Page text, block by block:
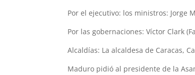
Por el ejecutivo: los ministros: Jorge
Por las gobernaciones: Víctor Clark
Alcaldías: La alcaldesa de Caracas,
Maduro pidió al presidente de la